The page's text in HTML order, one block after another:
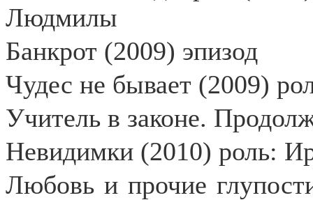
Людмилы
Банкрот (2009) эпизод
Чудес не бывает (2009)
Учитель в законе.
Невидимки (2010) роль:
Любовь и прочие